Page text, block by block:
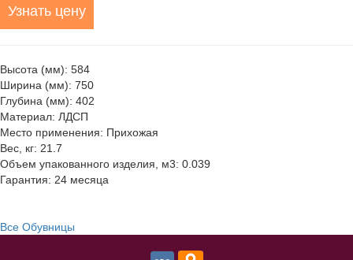
Узнать цену
Высота (мм): 584
Ширина (мм): 750
Глубина (мм): 402
Материал: ЛДСП
Место применения: Прихожая
Вес, кг: 21.7
Объем упакованного изделия, м3: 0.039
Гарантия: 24 месяца
Все Обувницы